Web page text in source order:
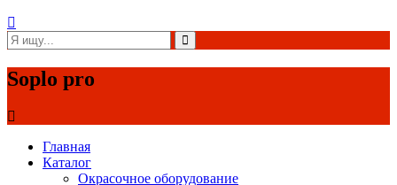
Soplo pro
Главная
Каталог
Окрасочное оборудование